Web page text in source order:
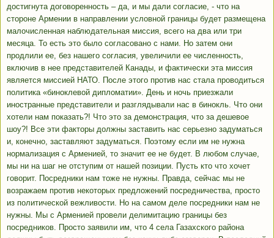
достигнута договоренность – да, и мы дали согласие, - что на
стороне Армении в направлении условной границы будет размещена
малочисленная наблюдательная миссия, всего на два или три
месяца. То есть это было согласовано с нами. Но затем они
продлили ее, без нашего согласия, увеличили ее численность,
включив в нее представителей Канады, и фактически эта миссия
является миссией НАТО. После этого против нас стала проводиться
политика «биноклевой дипломатии». День и ночь приезжали
иностранные представители и разглядывали нас в бинокль. Что они
хотели нам показать?! Что это за демонстрация, что за дешевое
шоу?! Все эти факторы должны заставить нас серьезно задуматься
и, конечно, заставляют задуматься. Поэтому если им не нужна
нормализация с Арменией, то значит ее не будет. В любом случае,
мы ни на шаг не отступим от нашей позиции. Пусть кто что хочет
говорит. Посредники нам тоже не нужны. Правда, сейчас мы не
возражаем против некоторых предложений посредничества, просто
из политической вежливости. Но на самом деле посредники нам не
нужны. Мы с Арменией провели делимитацию границы без
посредников. Просто заявили им, что 4 села Газахского района